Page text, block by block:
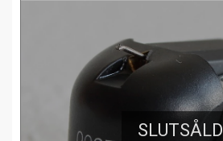
SLUTSÅLD